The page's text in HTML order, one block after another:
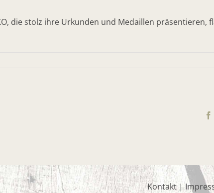
die stolz ihre Urkunden und Medaillen präsentieren,
Kontakt |